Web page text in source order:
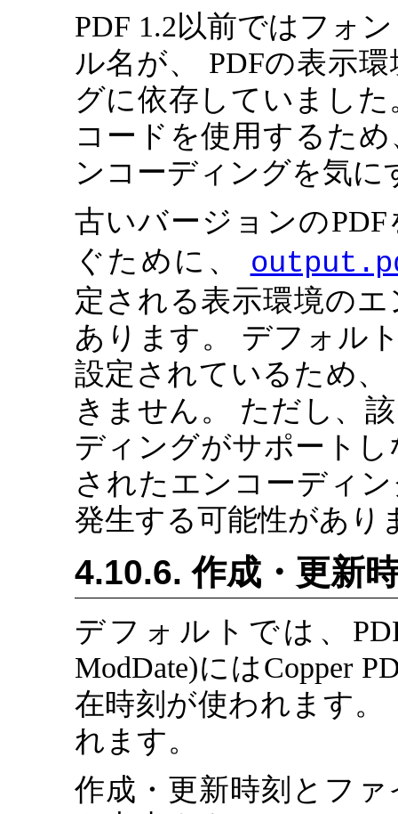
PDF 1.2以前ではフォ
ル名が、 PDFの表示
グに依存していまし
コードを使用するた
ンコーディングを気
古いバージョンの
ぐために、
定される表示環境の
あります。 デフォル
設定されているため
きません。 ただし、
ディングがサポート
されたエンコーディ
発生する可能性があり
4.10.6. 作成・更新
デフォルトでは、
ModDate)にはCopper
在時刻が使われます
れます。
作成・更新時刻とフ